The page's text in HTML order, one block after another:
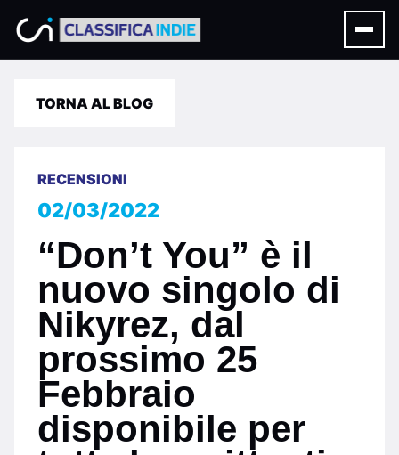
TORNA AL BLOG
RECENSIONI
02/03/2022
“Don’t You” è il
nuovo singolo di
Nikyrez, dal
prossimo 25
Febbraio
disponibile per